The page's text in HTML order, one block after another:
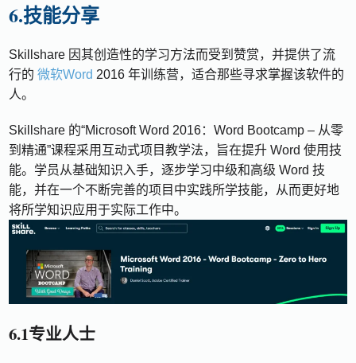
6.技能分享
Skillshare 因其创造性的学习方法而受到赞赏，并提供了流
行的微软Word 2016 年训练营，适合那些寻求掌握该软件的
人。
Skillshare 的“Microsoft Word 2016：Word Bootcamp – 从零
到精通”课程采用互动式项目教学法，旨在提升 Word 使用技
能。学员从基础知识入手，逐步学习中级和高级 Word 技
能，并在一个不断完善的项目中实践所学技能，从而更好地
将所学知识应用于实际工作中。
6.1专业人士